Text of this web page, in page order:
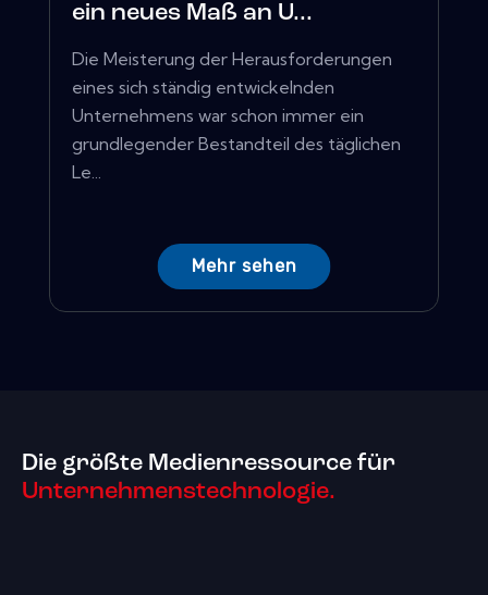
ein neues Maß an U...
Die Meisterung der Herausforderungen
eines sich ständig entwickelnden
Unternehmens war schon immer ein
grundlegender Bestandteil des täglichen
Le...
Mehr sehen
Die größte Medienressource für
Unternehmenstechnologie.